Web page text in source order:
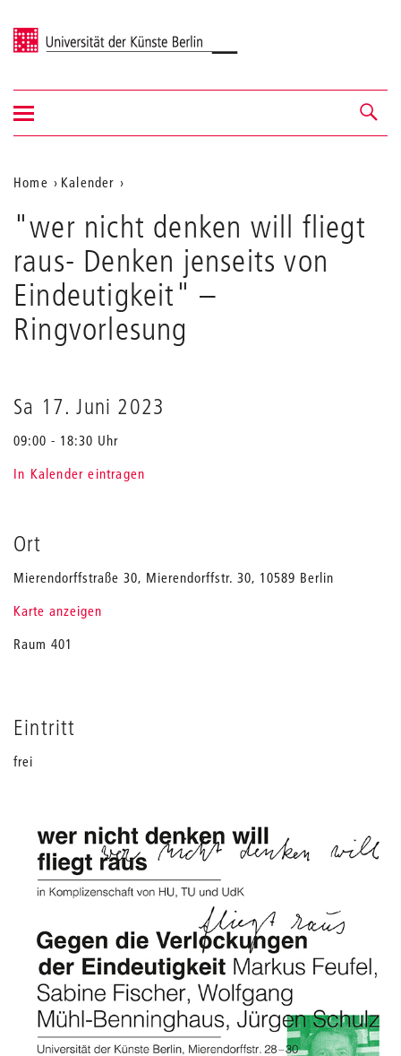
Universität der Künste Berlin
Navigation &
Suche
Navigation
ein-/ausblenden
Aktuelle
Position
auf
der
Webseite
Home
Kalender
nicht
denken
will
fliegt
raus-
Denken
jenseits
"wer nicht denken will fliegt
raus- Denken jenseits von
Eindeutigkeit" –
Ringvorlesung
Sa 17. Juni 2023
09:00 - 18:30 Uhr
In Kalender eintragen
Ort
Mierendorffstraße 30, Mierendorffstr. 30, 10589 Berlin
Karte anzeigen
Raum 401
Eintritt
frei